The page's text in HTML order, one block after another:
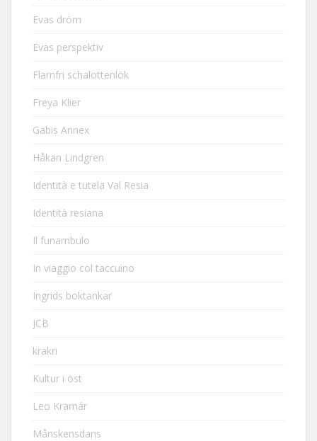
Evas dröm
Evas perspektiv
Flarnfri schalottenlök
Freya Klier
Gabis Annex
Håkan Lindgren
Identità e tutela Val Resia
Identità resiana
Il funambulo
In viaggio col taccuino
Ingrids boktankar
JCB
krakri
Kultur i öst
Leo Kramár
Månskensdans